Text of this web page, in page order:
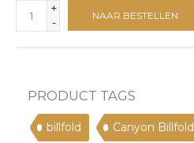
+
-
NAAR BESTELLEN
PRODUCT TAGS
billfold Canyon Billfold